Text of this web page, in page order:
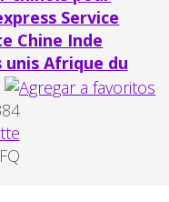
Service
Chine Inde
Afrique du